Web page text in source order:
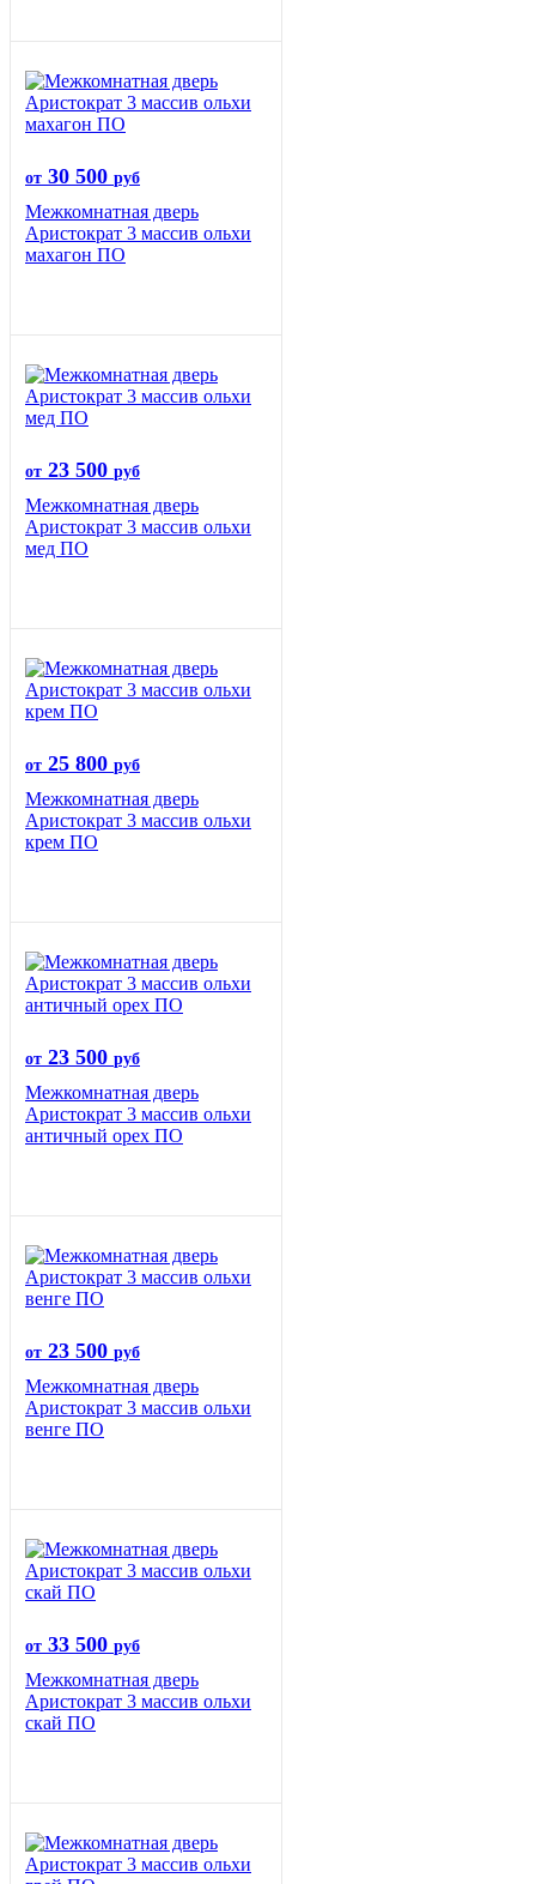
от 30 500 руб
Межкомнатная дверь
Аристократ 3 массив ольхи
махагон ПО
от 23 500 руб
Межкомнатная дверь
Аристократ 3 массив ольхи
мед ПО
от 25 800 руб
Межкомнатная дверь
Аристократ 3 массив ольхи
крем ПО
от 23 500 руб
Межкомнатная дверь
Аристократ 3 массив ольхи
античный орех ПО
от 23 500 руб
Межкомнатная дверь
Аристократ 3 массив ольхи
венге ПО
от 33 500 руб
Межкомнатная дверь
Аристократ 3 массив ольхи
скай ПО